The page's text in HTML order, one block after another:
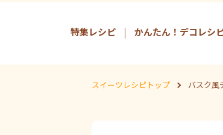
特集レシピ かんたん！デコレシ
スイーツレシピトップ バスク風